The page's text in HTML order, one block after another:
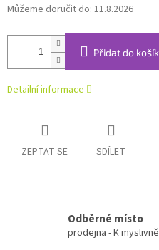
Můžeme doručit do: 11.8.2026
Přidat do
Detailní informace
ZEPTAT SE SDÍLET
Odběrné místo
prodejna - K